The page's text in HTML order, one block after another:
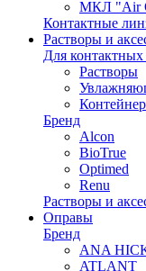
МКЛ "Air
Контактные
Растворы и
Для контактных
Растворы
Бренд
Alcon
BioTrue
Optimed
Renu
Растворы и
Оправы
Бренд
ANA
ATLANT